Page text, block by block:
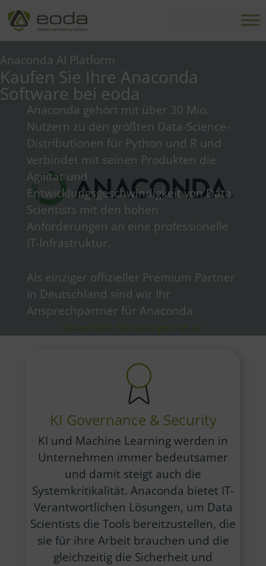
Zum
Inhalt
springen
Anaconda AI Platform
Kaufen Sie Ihre Anaconda
Software bei eoda
Anaconda gehört mit über 30 Mio.
Nutzern zu den größten Data-Science-
Distributionen für Python und R und
verbindet mit seinen Produkten die
Agilität und
Entwicklungsgeschwindigkeit von Data
Scientists mit den hohen
Anforderungen an eine professionelle
IT-Infrastruktur.
Als einziger offizieller Premium Partner
in Deutschland sind wir Ihr
Ansprechpartner für Anaconda.
Sprechen Sie uns gerne an
KI Governance & Security
KI und Machine Learning werden in
Unternehmen immer bedeutsamer
und damit steigt auch die
Systemkritikalität. Anaconda bietet IT-
Verantwortlichen Lösungen, um Data
Scientists die Tools bereitzustellen, die
sie für ihre Arbeit brauchen und die
gleichzeitig die Sicherheit und